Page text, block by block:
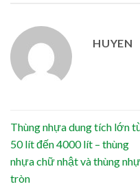
HUYEN
Thùng nhựa dung tích lớn
50 lít đến 4000 lít – thùng
nhựa chữ nhật và thùng
tròn